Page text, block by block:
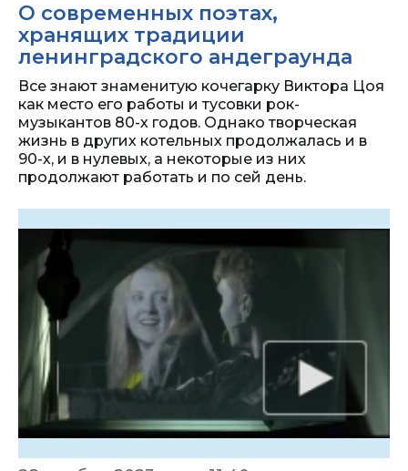
О современных поэтах,
хранящих традиции
ленинградского андеграунда
Все знают знаменитую кочегарку Виктора Цоя
как место его работы и тусовки рок-
музыкантов 80-х годов. Однако творческая
жизнь в других котельных продолжалась и в
90-х, и в нулевых, а некоторые из них
продолжают работать и по сей день.